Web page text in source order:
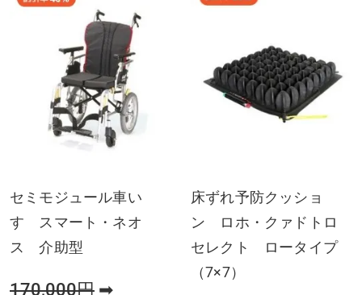
セミモジュール車い
す スマート・ネオ
ス 介助型
170,000円 ➡
床ずれ予防クッショ
ン ロホ・クァドトロ
セレクト ロータイプ
（7×7）